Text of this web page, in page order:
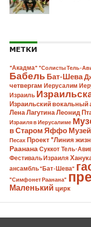
МЕТКИ
"Акадма" "Солисты Тель-
Бабель Бат-Шева
четвергам Иерусалим
Израиль
Израильский вокальный
Лена Лагутина Леонид
Израиля в Иерусалиме
в Старом Яффо
Песах Проект "Линия
Раанана Суккот Тель-
Фестиваль Израиля
ансамбль "Бат-Шева"
"Симфонет Раанана"
Маленький цирк